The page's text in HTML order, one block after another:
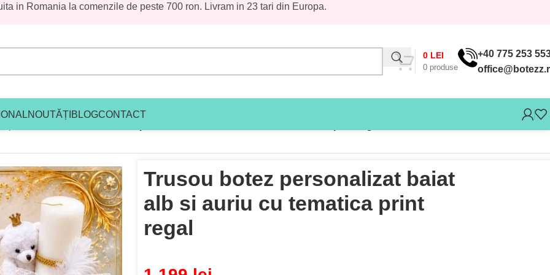
pentru înțelegere și vă așteptăm cu
in Romania la comenzile de peste 700 ron. Livram in 23 tari din Europa.
0 produse
0 LEI
+40 775 253
NOUTĂȚI BLOGCONTACT
Trusou botez personalizat baiat
alb si auriu cu tematica print
regal